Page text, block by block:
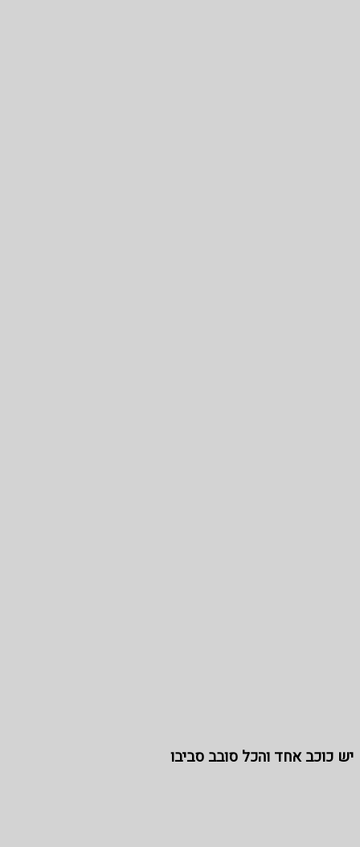
יש כוכב אחד והכל סובב סביבו